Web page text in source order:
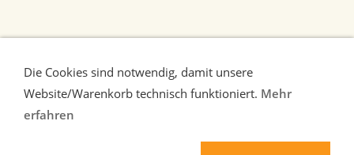
AGB
Widerrufsrecht
Die Cookies sind notwendig, damit unsere
Website/Warenkorb technisch funktioniert. Mehr
erfahren